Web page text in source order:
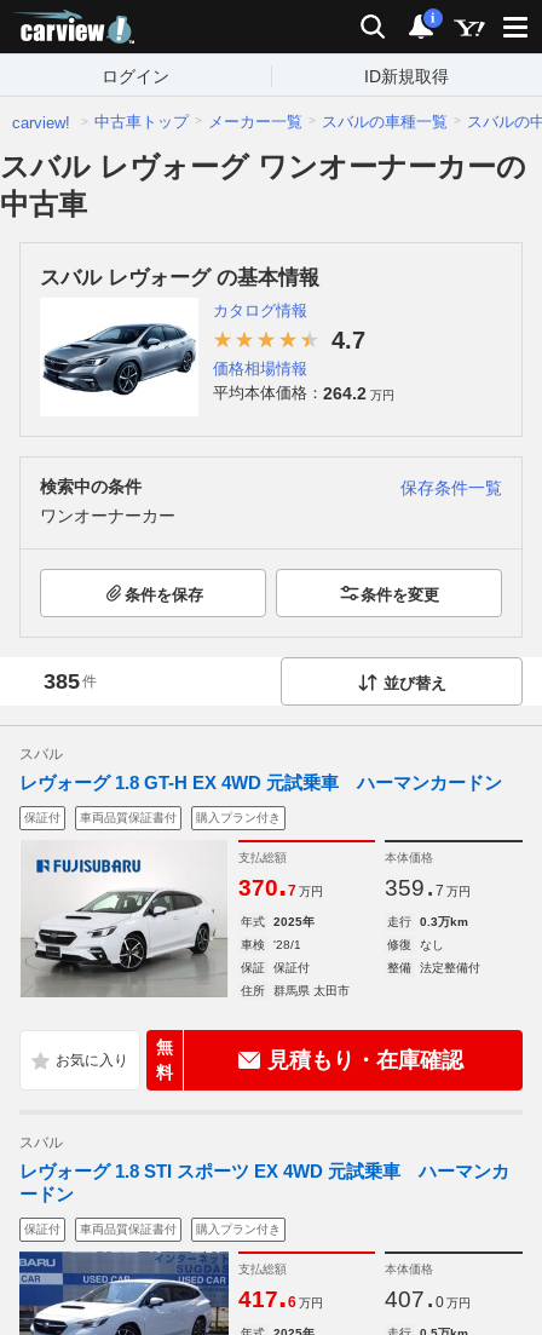
検索 通知
i
ログイン ID新規取得
carview! 中古車トップ メーカー一覧 スバルの車種一覧 スバルの
スバル レヴォーグ ワンオーナーカーの
中古車
スバル レヴォーグ の基本情報
カタログ情報
4.7
価格相場情報
平均本体価格： 264.2 万円
検索中の条件
保存条件一覧
ワンオーナーカー
条件を保存 条件を変更
385件 並び替え
スバル
レヴォーグ 1.8 GT-H EX 4WD 元試乗車 ハーマンカードン
保証付 車両品質保証書付 購入プラン付き
支払総額
370.7 万円
本体価格
359. 7 万円
年式 2025年 走行
0.3万km
車検
'28/1 修復
なし
保証
保証付 整備
法定整備付
住所
群馬県 太田市
無
料
見積もり・在庫確認
スバル
レヴォーグ 1.8 STI スポーツ EX 4WD 元試乗車 ハーマンカ
ードン
保証付 車両品質保証書付 購入プラン付き
支払総額
417.6 万円
本体価格
407. 0 万円